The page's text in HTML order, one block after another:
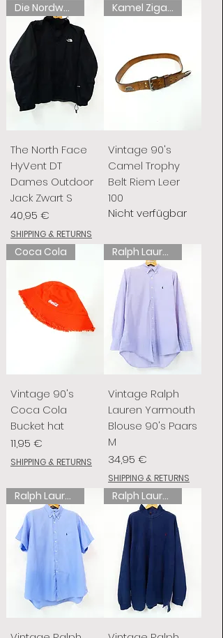
Die Nordwand
The North Face
HyVent DT
Dames Outdoor
Jack Zwart S
Preis
40,95 €
SHIPPING & RETURNS
Kamel Zigaretten
Vintage 90's
Camel Trophy
Belt Riem Leer
100
Nicht verfügbar
Coca Cola
Vintage 90's
Coca Cola
Bucket hat
Preis
11,95 €
SHIPPING & RETURNS
Ralph Lauren
Vintage Ralph
Lauren Yarmouth
Blouse 90's Paars
M
Preis
34,95 €
SHIPPING & RETURNS
Ralph Lauren Ralph Lauren